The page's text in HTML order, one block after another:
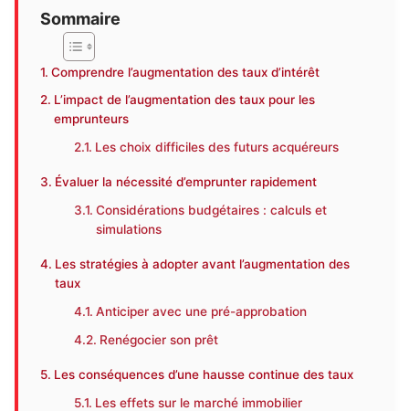
Sommaire
Comprendre l’augmentation des taux d’intérêt
L’impact de l’augmentation des taux pour les
emprunteurs
Les choix difficiles des futurs acquéreurs
Évaluer la nécessité d’emprunter rapidement
Considérations budgétaires : calculs et
simulations
Les stratégies à adopter avant l’augmentation des
taux
Anticiper avec une pré-approbation
Renégocier son prêt
Les conséquences d’une hausse continue des taux
Les effets sur le marché immobilier